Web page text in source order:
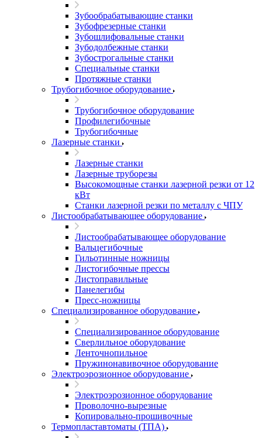
Зубообрабатывающие станки
Зубофрезерные станки
Зубошлифовальные станки
Зубодолбежные станки
Зубострогальные станки
Специальные станки
Протяжные станки
Трубогибочное оборудование
Трубогибочное оборудование
Профилегибочные
Трубогибочные
Лазерные станки
Лазерные станки
Лазерные труборезы
Высокомощные станки лазерной резки от 12
кВт
Станки лазерной резки по металлу с ЧПУ
Листообрабатывающее оборудование
Листообрабатывающее оборудование
Вальцегибочные
Гильотинные ножницы
Листогибочные прессы
Листоправильные
Панелегибы
Пресс-ножницы
Специализированное оборудование
Специализированное оборудование
Сверлильное оборудование
Ленточнопильное
Пружинонавивочное оборудование
Электроэрозионное оборудование
Электроэрозионное оборудование
Проволочно-вырезные
Копировально-прошивочные
Термопластавтоматы (ТПА)